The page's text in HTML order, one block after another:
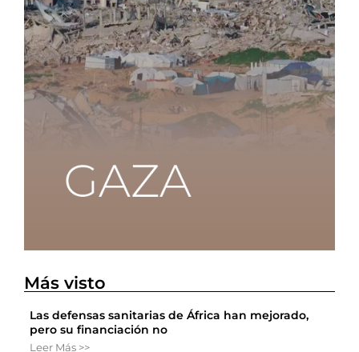
Más visto
Las defensas sanitarias de África han mejorado,
pero su financiación no
Leer Más >>